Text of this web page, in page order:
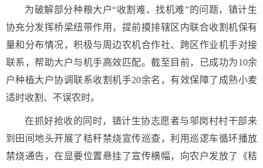
为破解部分种粮大户“收割难、找机难”的问题，镇计生
协充分发挥桥梁纽带作用，提前摸排辖区内联合收割机保有
量和分布情况，积极与周边农机合作社、跨区作业机手对接
联系，帮助大户与机手高效匹配。截至目前，已成功为10余
户种植大户协调联系收割机手20余名，有效保障了成熟小麦
适时收割、不误农时。
在抓好抢收的同时，镇计生协志愿者与邬岗村村干部来
到田间地头开展了秸秆禁烧宣传巡查，利用巡逻车循环播放
禁烧通告，在显要位置悬挂了宣传横幅，向农户发放了《秸